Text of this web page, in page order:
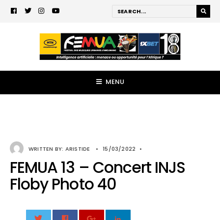
MENU
WRITTEN BY: ARISTIDE • 15/03/2022 •
FEMUA 13 – Concert INJS
Floby Photo 40